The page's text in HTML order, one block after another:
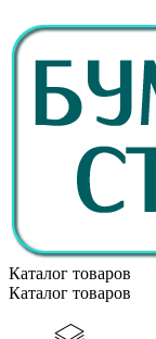
Каталог товаров
Каталог товаров